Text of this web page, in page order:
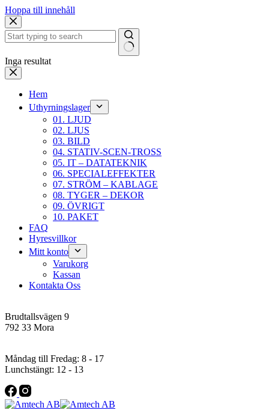
Hoppa till innehåll
Inga resultat
Hem
Uthyrningslager
01. LJUD
02. LJUS
03. BILD
04. STATIV-SCEN-TROSS
05. IT – DATATEKNIK
06. SPECIALEFFEKTER
07. STRÖM – KABLAGE
08. TYGER – DEKOR
09. ÖVRIGT
10. PAKET
FAQ
Hyresvillkor
Mitt konto
Varukorg
Kassan
Kontakta Oss
Brudtallsvägen 9
792 33 Mora
Måndag till Fredag: 8 - 17
Lunchstängt: 12 - 13